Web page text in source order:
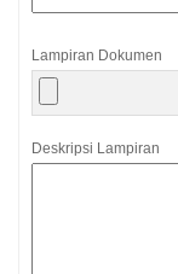
Lampiran Dokumen
Deskripsi Lampiran